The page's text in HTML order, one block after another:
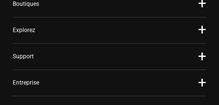
Boutiques
Explorez
Support
Entreprise